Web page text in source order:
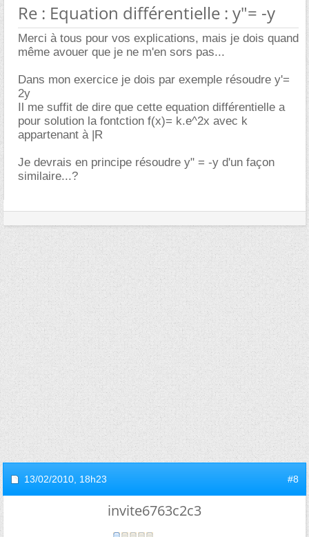
Re : Equation différentielle : y"= -y
Merci à tous pour vos explications, mais je dois quand
même avouer que je ne m'en sors pas...
Dans mon exercice je dois par exemple résoudre y'=
2y
Il me suffit de dire que cette equation différentielle a
pour solution la fontction f(x)= k.e^2x avec k
appartenant à |R
Je devrais en principe résoudre y" = -y d'un façon
similaire...?
13/02/2010, 18h23 #8
invite6763c2c3